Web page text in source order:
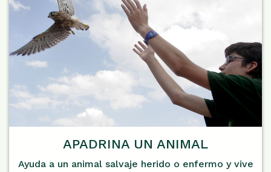
APADRINA UN ANIMAL
Ayuda a un animal salvaje herido o enfermo y vive